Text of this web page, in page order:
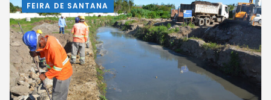
FEIRA DE SANTANA